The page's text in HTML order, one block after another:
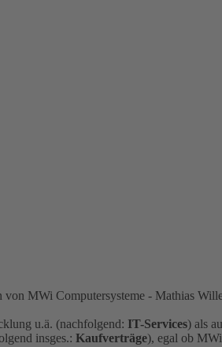
MWi Computersysteme - Mathias
u.ä. (nachfolgend: IT-Services) als
insges.: Kaufverträge), egal ob